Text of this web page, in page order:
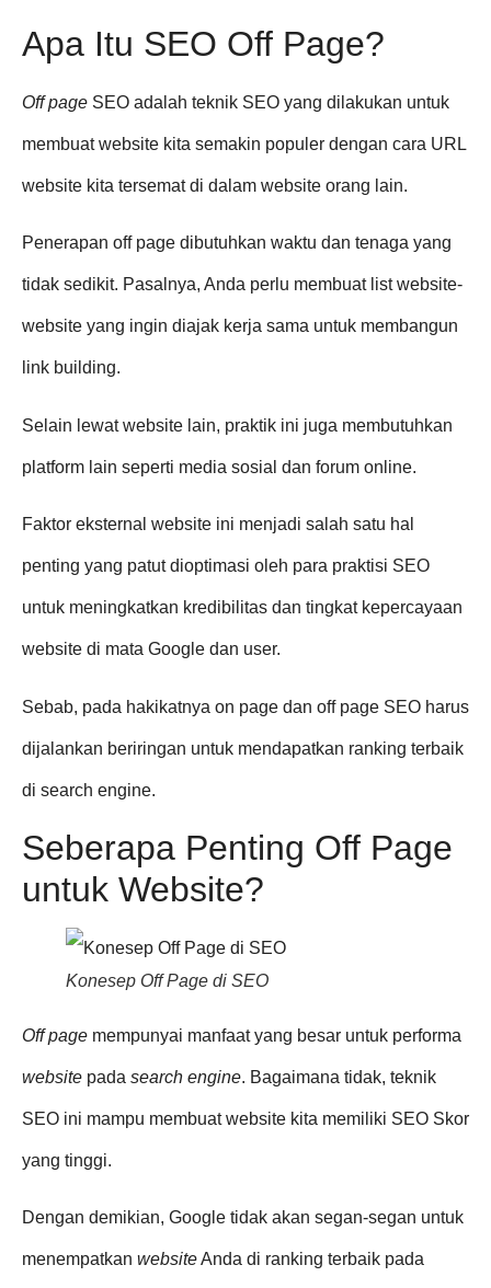
Apa Itu SEO Off Page?
Off page SEO adalah teknik SEO yang dilakukan untuk
membuat website kita semakin populer dengan cara URL
website kita tersemat di dalam website orang lain.
Penerapan off page dibutuhkan waktu dan tenaga yang
tidak sedikit. Pasalnya, Anda perlu membuat list website-
website yang ingin diajak kerja sama untuk membangun
link building.
Selain lewat website lain, praktik ini juga membutuhkan
platform lain seperti media sosial dan forum online.
Faktor eksternal website ini menjadi salah satu hal
penting yang patut dioptimasi oleh para praktisi SEO
untuk meningkatkan kredibilitas dan tingkat kepercayaan
website di mata Google dan user.
Sebab, pada hakikatnya on page dan off page SEO harus
dijalankan beriringan untuk mendapatkan ranking terbaik
di search engine.
Seberapa Penting Off Page
untuk Website?
Konesep Off Page di SEO
Off page mempunyai manfaat yang besar untuk performa
website pada search engine. Bagaimana tidak, teknik
SEO ini mampu membuat website kita memiliki SEO Skor
yang tinggi.
Dengan demikian, Google tidak akan segan-segan untuk
menempatkan websiteAnda di ranking terbaik pada